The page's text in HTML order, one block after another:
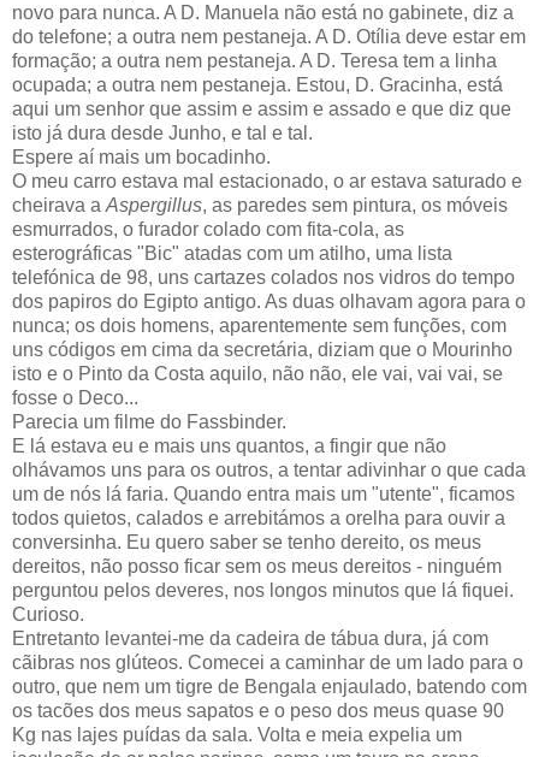
novo para nunca. A D. Manuela não está no gabinete, diz a
do telefone; a outra nem pestaneja. A D. Otília deve estar em
formação; a outra nem pestaneja. A D. Teresa tem a linha
ocupada; a outra nem pestaneja. Estou, D. Gracinha, está
aqui um senhor que assim e assim e assado e que diz que
isto já dura desde Junho, e tal e tal.
Espere aí mais um bocadinho.
O meu carro estava mal estacionado, o ar estava saturado e
cheirava a Aspergillus, as paredes sem pintura, os móveis
esmurrados, o furador colado com fita-cola, as
esterográficas "Bic" atadas com um atilho, uma lista
telefónica de 98, uns cartazes colados nos vidros do tempo
dos papiros do Egipto antigo. As duas olhavam agora para o
nunca; os dois homens, aparentemente sem funções, com
uns códigos em cima da secretária, diziam que o Mourinho
isto e o Pinto da Costa aquilo, não não, ele vai, vai vai, se
fosse o Deco...
Parecia um filme do Fassbinder.
E lá estava eu e mais uns quantos, a fingir que não
olhávamos uns para os outros, a tentar adivinhar o que cada
um de nós lá faria. Quando entra mais um "utente", ficamos
todos quietos, calados e arrebitámos a orelha para ouvir a
conversinha. Eu quero saber se tenho dereito, os meus
dereitos, não posso ficar sem os meus dereitos - ninguém
perguntou pelos deveres, nos longos minutos que lá fiquei.
Curioso.
Entretanto levantei-me da cadeira de tábua dura, já com
cãibras nos glúteos. Comecei a caminhar de um lado para o
outro, que nem um tigre de Bengala enjaulado, batendo com
os tacões dos meus sapatos e o peso dos meus quase 90
Kg nas lajes puídas da sala. Volta e meia expelia um